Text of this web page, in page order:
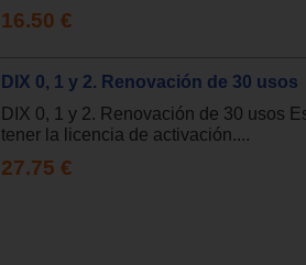
16.50 €
DIX 0, 1 y 2. Renovación de 30 usos
DIX 0, 1 y 2. Renovación de 30 usos
tener la licencia de activación....
27.75 €